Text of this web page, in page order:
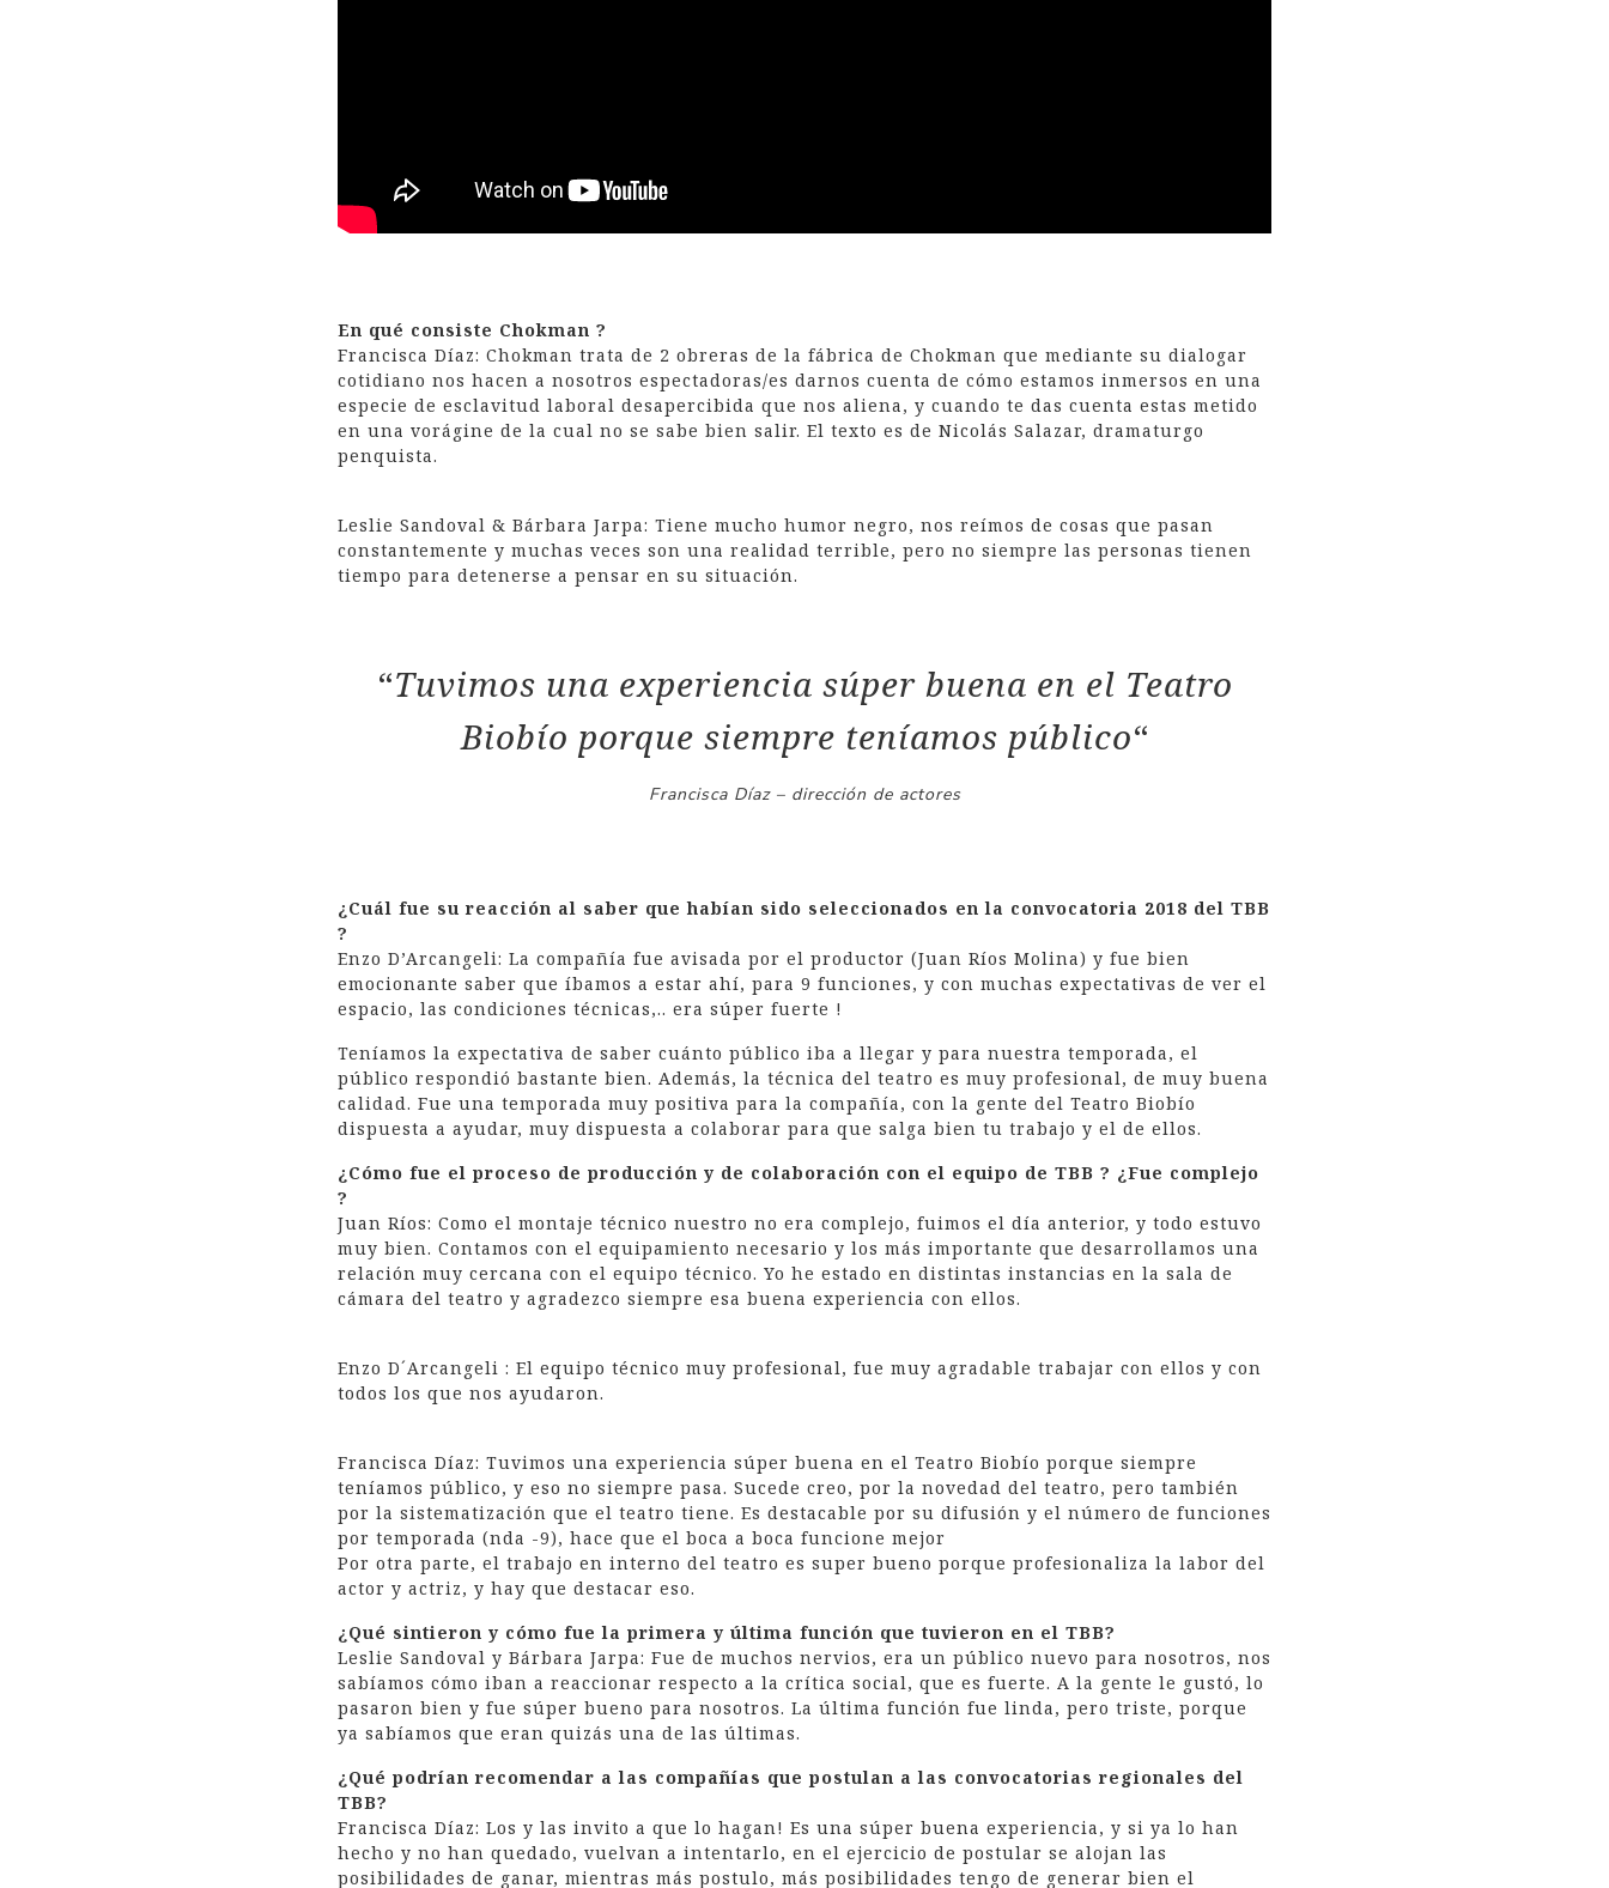
En qué consiste Chokman ?
Francisca Díaz: Chokman trata de 2 obreras de la fábrica de Chokman que mediante su dialogar
cotidiano nos hacen a nosotros espectadoras/es darnos cuenta de cómo estamos inmersos en una
especie de esclavitud laboral desapercibida que nos aliena, y cuando te das cuenta estas metido
en una vorágine de la cual no se sabe bien salir. El texto es de Nicolás Salazar, dramaturgo
penquista.
Leslie Sandoval & Bárbara Jarpa: Tiene mucho humor negro, nos reímos de cosas que pasan
constantemente y muchas veces son una realidad terrible, pero no siempre las personas tienen
tiempo para detenerse a pensar en su situación.
“Tuvimos una experiencia súper buena en el Teatro
Biobío porque siempre teníamos público“
Francisca Díaz – dirección de actores
¿Cuál fue su reacción al saber que habían sido seleccionados en la convocatoria 2018 del TBB
?
Enzo D’Arcangeli: La compañía fue avisada por el productor (Juan Ríos Molina) y fue bien
emocionante saber que íbamos a estar ahí, para 9 funciones, y con muchas expectativas de ver el
espacio, las condiciones técnicas,.. era súper fuerte !
Teníamos la expectativa de saber cuánto público iba a llegar y para nuestra temporada, el
público respondió bastante bien. Además, la técnica del teatro es muy profesional, de muy buena
calidad. Fue una temporada muy positiva para la compañía, con la gente del Teatro Biobío
dispuesta a ayudar, muy dispuesta a colaborar para que salga bien tu trabajo y el de ellos.
¿Cómo fue el proceso de producción y de colaboración con el equipo de TBB ? ¿Fue complejo
?
Juan Ríos: Como el montaje técnico nuestro no era complejo, fuimos el día anterior, y todo estuvo
muy bien. Contamos con el equipamiento necesario y los más importante que desarrollamos una
relación muy cercana con el equipo técnico. Yo he estado en distintas instancias en la sala de
cámara del teatro y agradezco siempre esa buena experiencia con ellos.
Enzo D´Arcangeli : El equipo técnico muy profesional, fue muy agradable trabajar con ellos y con
todos los que nos ayudaron.
Francisca Díaz: Tuvimos una experiencia súper buena en el Teatro Biobío porque siempre
teníamos público, y eso no siempre pasa. Sucede creo, por la novedad del teatro, pero también
por la sistematización que el teatro tiene. Es destacable por su difusión y el número de funciones
por temporada (nda -9), hace que el boca a boca funcione mejor
Por otra parte, el trabajo en interno del teatro es super bueno porque profesionaliza la labor del
actor y actriz, y hay que destacar eso.
¿Qué sintieron y cómo fue la primera y última función que tuvieron en el TBB?
Leslie Sandoval y Bárbara Jarpa: Fue de muchos nervios, era un público nuevo para nosotros, nos
sabíamos cómo iban a reaccionar respecto a la crítica social, que es fuerte. A la gente le gustó, lo
pasaron bien y fue súper bueno para nosotros. La última función fue linda, pero triste, porque
ya sabíamos que eran quizás una de las últimas.
¿Qué podrían recomendar a las compañías que postulan a las convocatorias regionales del
TBB?
Francisca Díaz: Los y las invito a que lo hagan! Es una súper buena experiencia, y si ya lo han
hecho y no han quedado, vuelvan a intentarlo, en el ejercicio de postular se alojan las
posibilidades de ganar, mientras más postulo, más posibilidades tengo de generar bien el